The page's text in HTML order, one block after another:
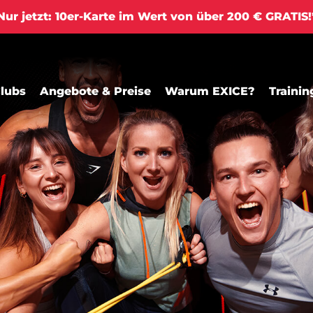
jetzt: 10er-Karte im Wert von über 200 €
Angebote & Preise Warum EXICE?